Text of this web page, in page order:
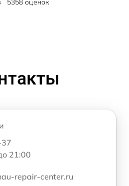
5358 оценок
21:00
repair-center.ru